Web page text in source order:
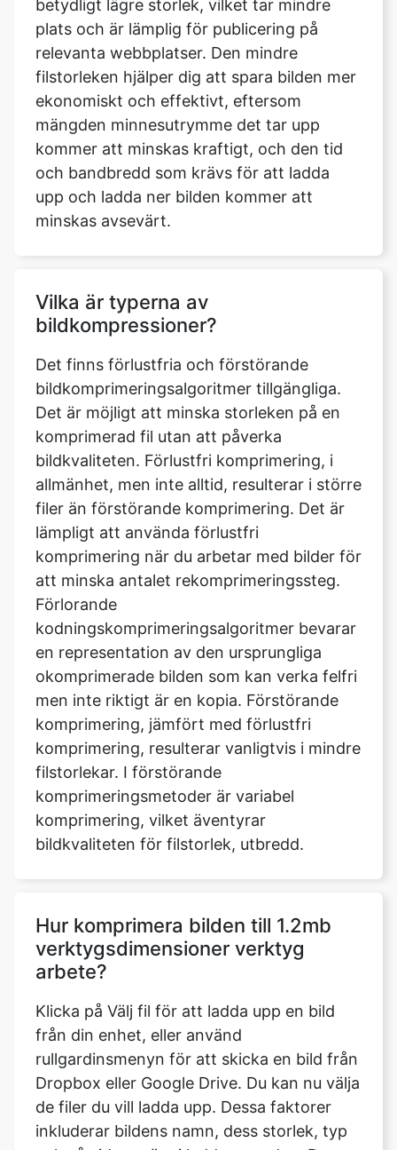
filstorleken hjälper dig att spara bilden mer
ekonomiskt och effektivt, eftersom
mängden minnesutrymme det tar upp
kommer att minskas kraftigt, och den tid
och bandbredd som krävs för att ladda
upp och ladda ner bilden kommer att
minskas avsevärt.
Det finns förlustfria och förstörande
bildkomprimeringsalgoritmer tillgängliga.
komprimerad fil utan att påverka
bildkvaliteten. Förlustfri komprimering, i
allmänhet, men inte alltid, resulterar i större
filer än förstörande komprimering. Det är
lämpligt att använda förlustfri
komprimering när du arbetar med bilder för
att minska antalet rekomprimeringssteg.
Förlorande
kodningskomprimeringsalgoritmer bevarar
en representation av den ursprungliga
okomprimerade bilden som kan verka felfri
men inte riktigt är en kopia. Förstörande
komprimering, jämfört med förlustfri
komprimering, resulterar vanligtvis i mindre
filstorlekar. I förstörande
komprimeringsmetoder är variabel
komprimering, vilket äventyrar
bildkvaliteten för filstorlek, utbredd.
Klicka på Välj fil för att ladda upp en bild
från din enhet, eller använd
Dropbox eller Google Drive. Du kan nu välja
de filer du vill ladda upp. Dessa faktorer
inkluderar bildens namn, dess storlek, typ
och så vidare när vi laddar upp den. Den
senast uppdaterade parametern ger oss
tid, datum, och tidszon där den senast